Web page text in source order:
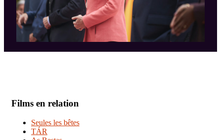
Films en relation
Seules les bêtes
TÁR